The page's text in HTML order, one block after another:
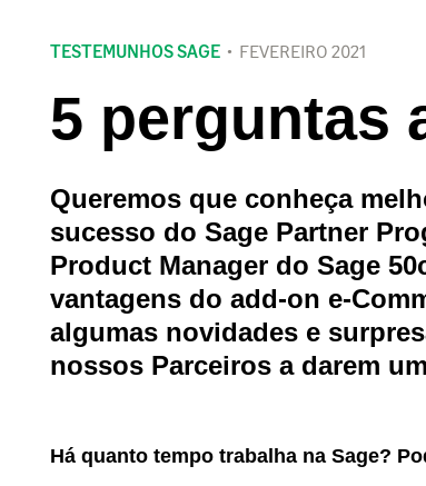
TESTEMUNHOS SAGE FEVEREIRO 2021
5 perguntas
Queremos que conheça
sucesso do Sage Partner
Product Manager do Sage
vantagens do add-on e-
algumas novidades e
nossos Parceiros a darem
Há quanto tempo trabalha na Sage?